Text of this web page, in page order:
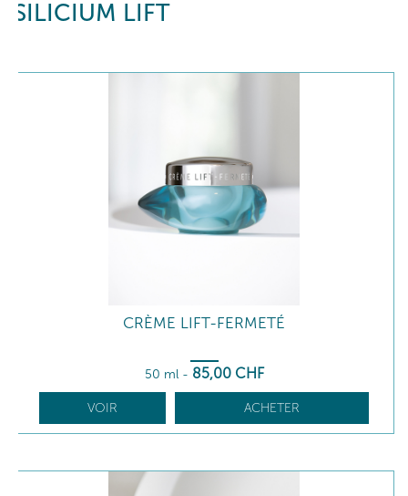
SILICIUM LIFT
CRÈME LIFT-FERMETÉ
50 ml - 85,00 CHF
VOIR ACHETER